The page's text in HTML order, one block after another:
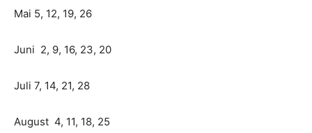
Mai 5, 12, 19, 26
Juni 2, 9, 16, 23, 20
Juli 7, 14, 21, 28
August 4, 11, 18, 25